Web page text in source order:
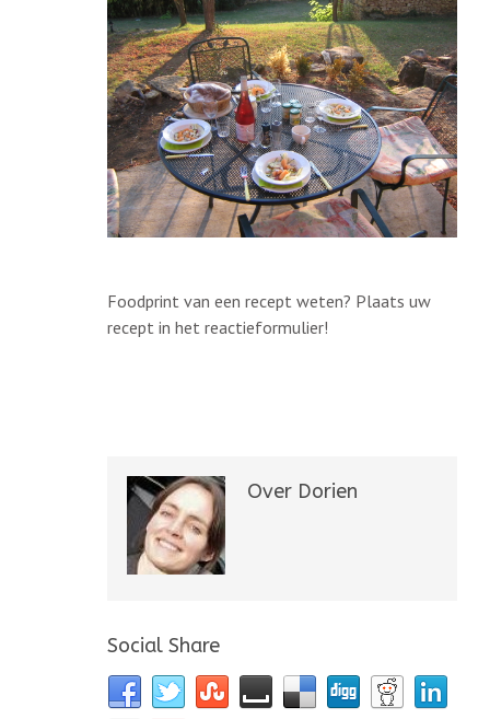
Foodprint van een recept weten? Plaats uw
recept in het reactieformulier!
Over Dorien
Social Share